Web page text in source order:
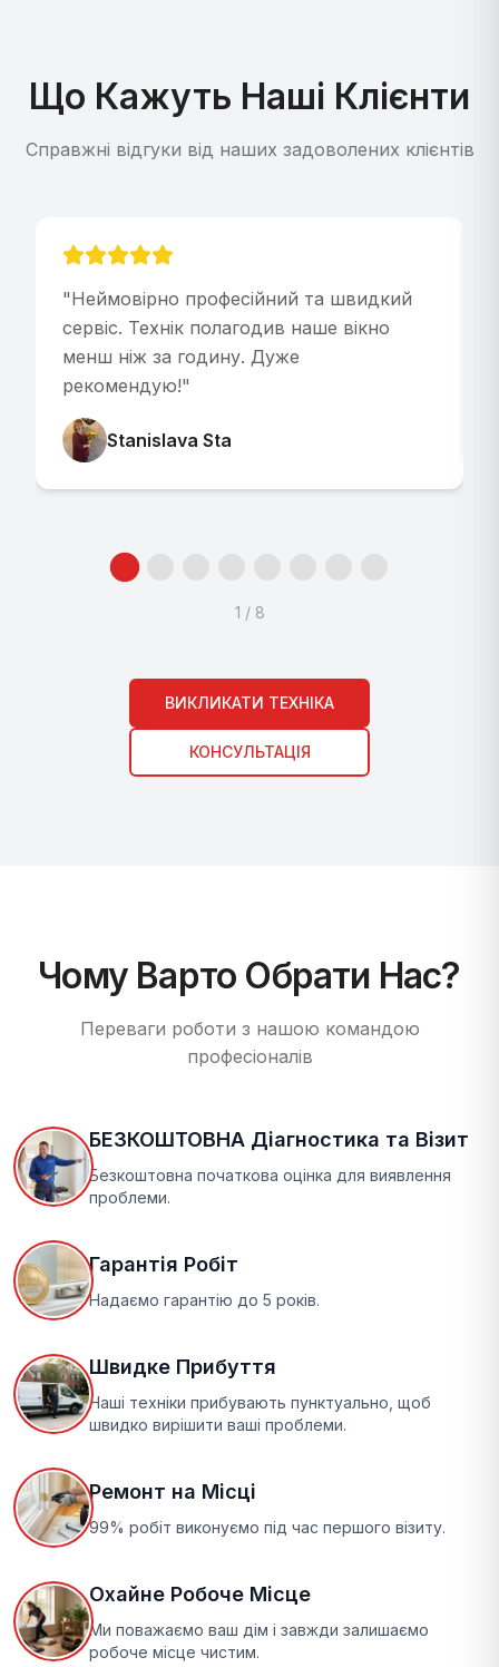
Що Кажуть Наші Клієнти
Справжні відгуки від наших задоволених клієнтів
"Неймовірно професійний та швидкий
сервіс. Технік полагодив наше вікно
менш ніж за годину. Дуже
рекомендую!"
Stanislava Sta
1 / 8
ВИКЛИКАТИ ТЕХНІКА
КОНСУЛЬТАЦІЯ
Чому Варто Обрати Нас?
Переваги роботи з нашою командою
професіоналів
БЕЗКОШТОВНА Діагностика та Візит
Безкоштовна початкова оцінка для виявлення
проблеми.
Гарантія Робіт
Надаємо гарантію до 5 років.
Швидке Прибуття
Наші техніки прибувають пунктуально, щоб
швидко вирішити ваші проблеми.
Ремонт на Місці
99% робіт виконуємо під час першого візиту.
Охайне Робоче Місце
Ми поважаємо ваш дім і завжди залишаємо
робоче місце чистим.